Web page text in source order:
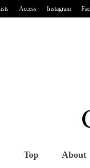
Access Instagram
Top About